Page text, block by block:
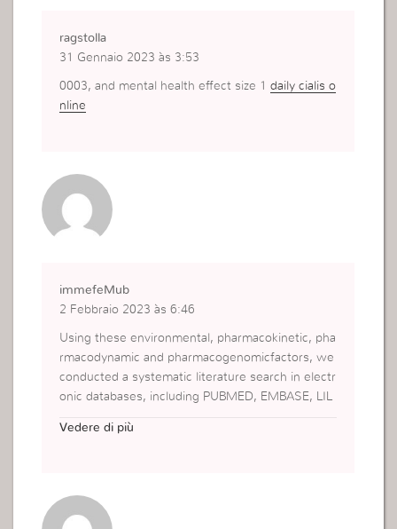
ragstolla
31 Gennaio 2023 às 3:53
0003, and mental health effect size 1daily cialis o
nline
immefeMub
2 Febbraio 2023 às 6:46
Using these environmental, pharmacokinetic, pha
rmacodynamic and pharmacogenomicfactors, we
conducted a systematic literature search in electr
onic databases, including PUBMED, EMBASE, LIL
encias de la Salud, the African Index Medicus AI
ated June2012
Vedere di più